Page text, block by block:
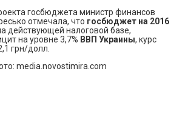
госбюджета министр финансов
отмечала, что госбюджет на 2016
действующей налоговой базе,
на уровне 3,7% ВВП Украины, курс
грн/долл.
media.novostimira.com